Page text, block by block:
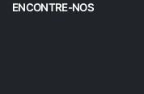
ENCONTRE-NOS